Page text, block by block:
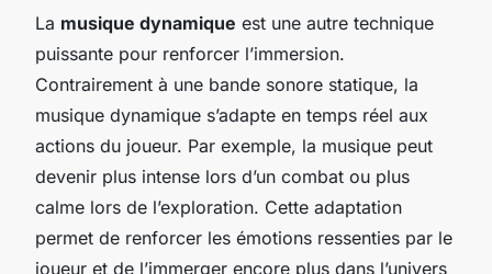
La musique dynamique est une autre technique
puissante pour renforcer l’immersion.
Contrairement à une bande sonore statique, la
musique dynamique s’adapte en temps réel aux
actions du joueur. Par exemple, la musique peut
devenir plus intense lors d’un combat ou plus
calme lors de l’exploration. Cette adaptation
permet de renforcer les émotions ressenties par le
joueur et de l’immerger encore plus dans l’univers